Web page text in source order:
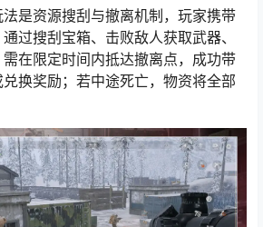
是资源搜刮与撤离机制，玩家携带
过搜刮宝箱、击败敌人获取武器、
在限定时间内抵达撤离点，成功带
换奖励；若中途死亡，物资将全部